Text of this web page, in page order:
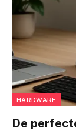
HARDWARE
De